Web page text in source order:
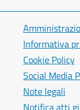
Informativa
Cookie Policy
Social Media
Note legali